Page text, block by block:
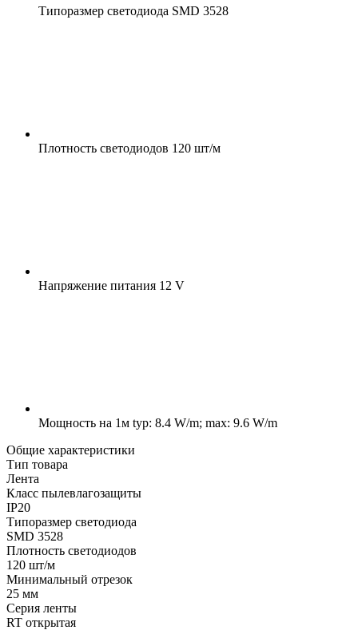
Типоразмер светодиода SMD 3528
Плотность светодиодов 120 шт/м
Напряжение питания 12 V
Мощность на 1м typ: 8.4 W/m; max: 9.6 W/m
Общие характеристики
Тип товара
Лента
Класс пылевлагозащиты
IP20
Типоразмер светодиода
SMD 3528
Плотность светодиодов
120 шт/м
Минимальный отрезок
25 мм
Серия ленты
RT открытая